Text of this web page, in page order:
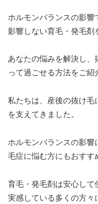
ホルモンバランスの影響
影響しない育毛・発毛剤
あなたの悩みを解決し
って過ごせる方法をご紹
私たちは、産後の抜け毛
を支えてきました。
ホルモンバランスの影
毛症に悩む方にもおすす
育毛・発毛剤は安心して
実感している多くの方々